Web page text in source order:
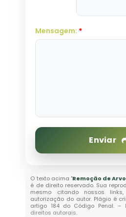
Mensagem: *
Enviar
O texto acima "Remoção de
é de direito reservado. Sua
mesmo citando nossos
autorização do autor. Plágio é
artigo 184 do Código Penal. –
direitos autorais.